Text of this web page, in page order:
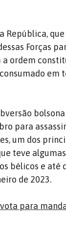
República,
Forças
ordem
em
para
um dos
teve
bélicos e até
de 2023.
vota para